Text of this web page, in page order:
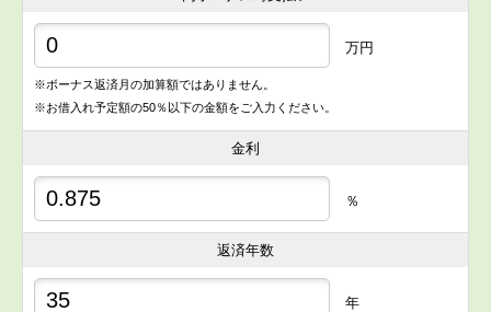
万円
※ボーナス返済月の加算額ではありません。
※お借入れ予定額の50％以下の金額をご入力ください。
金利
％
返済年数
年